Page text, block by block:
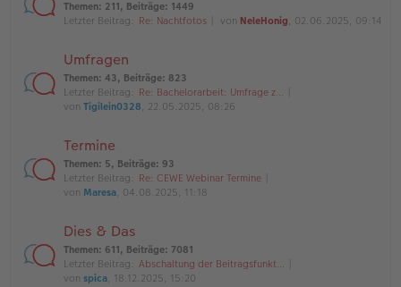
Themen: 211, Beiträge: 1449
Letzter Beitrag: Re: Nachtfotos von NeleHonig, 02.06.2025, 09:14
Umfragen
Themen: 43, Beiträge: 823
Letzter Beitrag: Re: Bachelorarbeit: Umfrage z…
von Tigilein0328, 22.05.2025, 08:26
Termine
Themen: 5, Beiträge: 93
Letzter Beitrag: Re: CEWE Webinar Termine
von Maresa, 04.08.2025, 11:18
Dies & Das
Themen: 611, Beiträge: 7081
Letzter Beitrag: Abschaltung der Beitragsfunkt…
von spica, 18.12.2025, 15:20